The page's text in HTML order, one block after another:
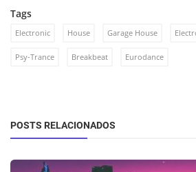
Tags
Electronic House Garage House
Psy-Trance Breakbeat Eurodance
POSTS RELACIONADOS